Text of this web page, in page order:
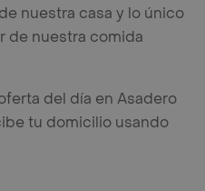
nuestra casa y lo único
de nuestra comida
del día en Asadero
tu domicilio usando